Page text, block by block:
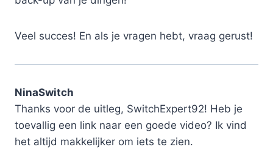
Veel succes! En als je vragen hebt, vraag gerust!
NinaSwitch
Thanks voor de uitleg, SwitchExpert92! Heb je
toevallig een link naar een goede video? Ik vind
het altijd makkelijker om iets te zien.